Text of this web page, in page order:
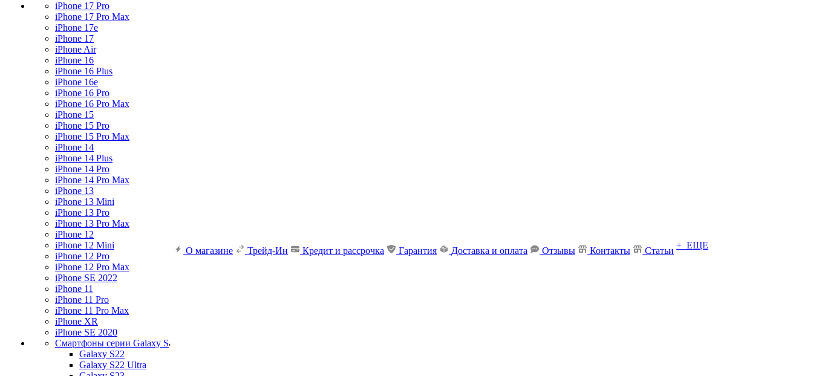
iPhone 17 Pro
iPhone 17 Pro Max
iPhone 17e
iPhone 17
iPhone Air
iPhone 16
iPhone 16 Plus
iPhone 16e
iPhone 16 Pro
iPhone 16 Pro Max
iPhone 15
iPhone 15 Pro
iPhone 15 Pro Max
iPhone 14
iPhone 14 Plus
iPhone 14 Pro
iPhone 14 Pro Max
iPhone 13
iPhone 13 Mini
iPhone 13 Pro
iPhone 13 Pro Max
iPhone 12
iPhone 12 Mini
iPhone 12 Pro
iPhone 12 Pro Max
iPhone SE 2022
iPhone 11
iPhone 11 Pro
iPhone 11 Pro Max
iPhone XR
iPhone SE 2020
Смартфоны серии Galaxy S
Galaxy S22
Galaxy S22 Ultra
О магазине Трейд-Ин Кредит и рассрочка Гарантия Доставка и оплата Отзывы Контакты Статьи
+ ЕЩЕ